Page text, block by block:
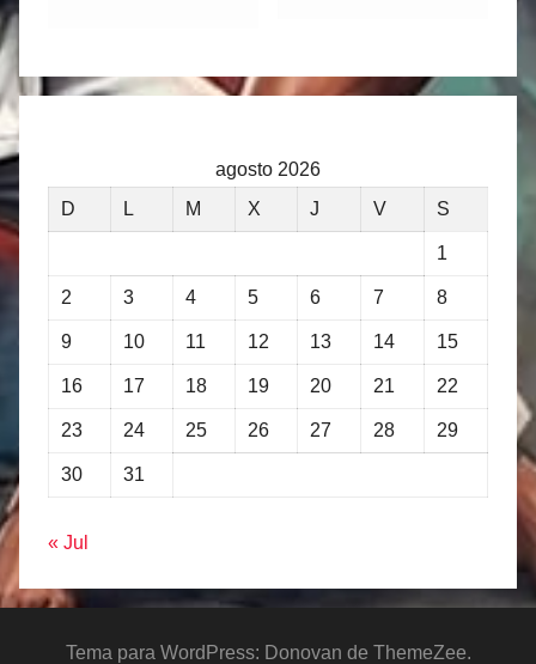
agosto 2026
D
L M X J V S
1
2 3 4 5 6 7 8
9 10 11 12 13 14 15
16 17 18 19 20 21 22
23 24 25 26 27 28 29
30 31
« Jul
Tema para WordPress: Donovan de ThemeZee.